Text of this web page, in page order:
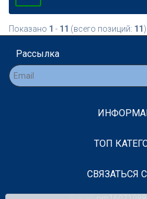
Показано 1 - 11 (всего позиций: 11)
Рассылка
TOП
СВЯЗАТЬСЯ